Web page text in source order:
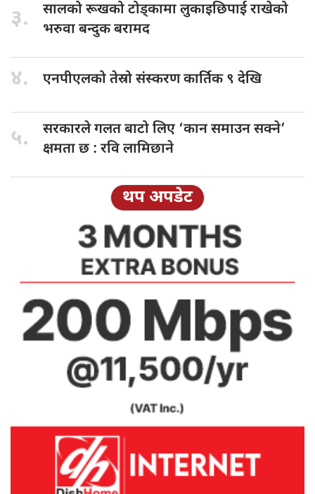
३. सालको रूखकोटोड्कामा लुकाइछिपाई राखेको
भरुवा बन्दुक बरामद
४. एनपीएलको तेस्रोसंस्करण कार्तिक ९ देखि
५. सरकारले गलतबाटो लिए ‘कान समाउन सक्ने’
क्षमता छ : रवि लामिछाने
थप अपडेट